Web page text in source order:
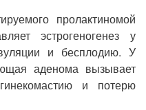
пролактиномой
эстрогеногенез у
и бесплодию. У
аденома вызывает
и потерю